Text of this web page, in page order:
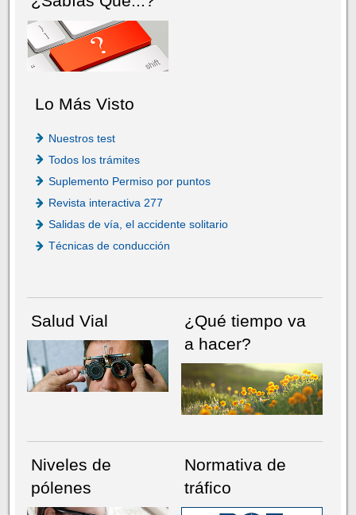
Lo Más Visto
Nuestros test
Todos los trámites
Suplemento Permiso por puntos
Revista interactiva 277
Salidas de vía, el accidente solitario
Técnicas de conducción
Salud Vial
¿Qué tiempo va
a hacer?
Niveles de
pólenes
Normativa de
tráfico